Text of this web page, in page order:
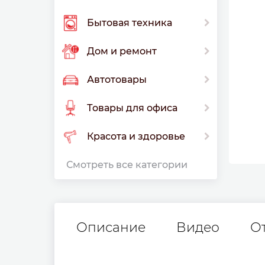
Бытовая техника
Дом и ремонт
Автотовары
Товары для офиса
Красота и здоровье
Смотреть все категории
Описание Видео